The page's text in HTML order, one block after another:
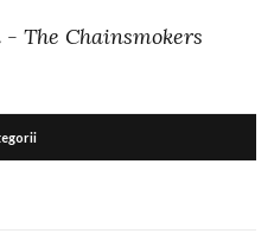
The Chainsmokers